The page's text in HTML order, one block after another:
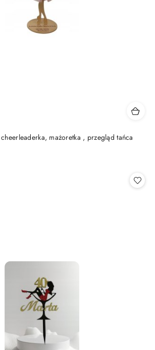
mażoretka , przegląd tańca